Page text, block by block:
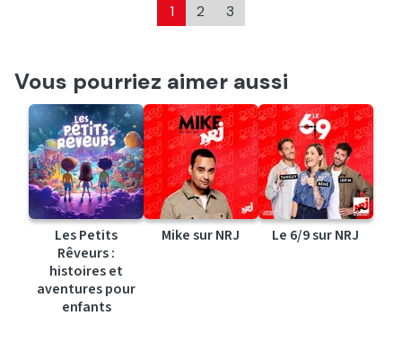
1 2 3
Vous pourriez aimer aussi
Les Petits
Rêveurs :
histoires et
aventures pour
enfants
Mike sur NRJ Le 6/9 sur NRJ